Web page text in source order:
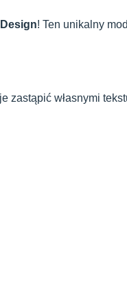
! Ten unikalny
zastąpić własnymi